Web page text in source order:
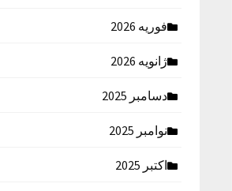
فوریه 2026
ژانویه 2026
دسامبر 2025
نوامبر 2025
اکتبر 2025